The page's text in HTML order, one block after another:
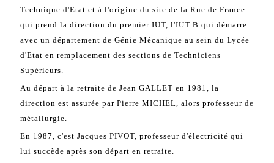
Technique d'Etat et à l'origine du site de la Rue de France
qui prend la direction du premier IUT, l'IUT B qui démarre
avec un département de Génie Mécanique au sein du Lycée
d'Etat en remplacement des sections de Techniciens
Supérieurs.
Au départ à la retraite de Jean GALLET en 1981, la
direction est assurée par Pierre MICHEL, alors professeur de
métallurgie.
En 1987, c'est Jacques PIVOT, professeur d'électricité qui
lui succède après son départ en retraite.